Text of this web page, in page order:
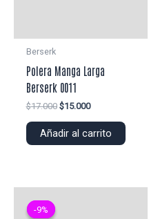
Berserk
Polera Manga Larga
Berserk 0011
$17.000 El
original
$15.000El
actual
Añadir al carrito
-9%
-9%